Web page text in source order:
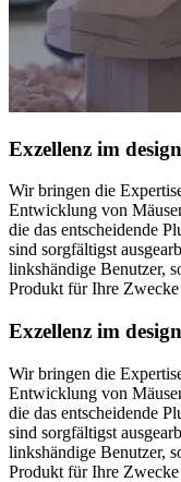
Exzellenz im
Wir bringen die
Entwicklung von
die das entscheidende
sind sorgfältigst
linkshändige Benutzer,
Produkt für Ihre
Exzellenz im
Wir bringen die
Entwicklung von
die das entscheidende
sind sorgfältigst
linkshändige Benutzer,
Produkt für Ihre